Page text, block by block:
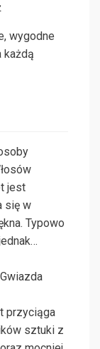
wygodne
każdą
jest
się w
Typowo
przyciąga
sztuki z